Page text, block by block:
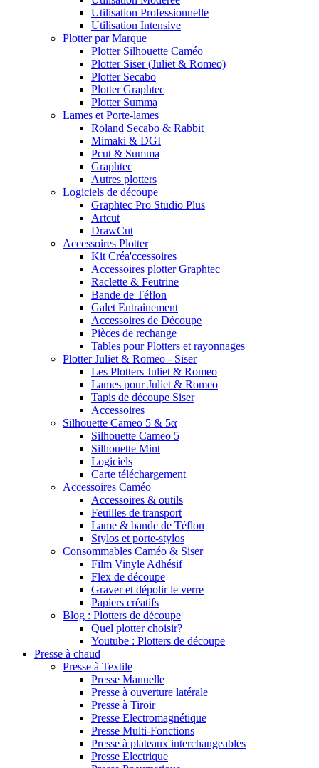
Utilisation Professionnelle
Utilisation Intensive
Plotter par Marque
Plotter Silhouette Caméo
Plotter Siser (Juliet & Romeo)
Plotter Secabo
Plotter Graphtec
Plotter Summa
Lames et Porte-lames
Roland Secabo & Rabbit
Mimaki & DGI
Pcut & Summa
Graphtec
Autres plotters
Logiciels de découpe
Graphtec Pro Studio Plus
Artcut
DrawCut
Accessoires Plotter
Kit Créa'ccessoires
Accessoires plotter Graphtec
Raclette & Feutrine
Bande de Téflon
Galet Entrainement
Accessoires de Découpe
Pièces de rechange
Tables pour Plotters et rayonnages
Plotter Juliet & Romeo - Siser
Les Plotters Juliet & Romeo
Lames pour Juliet & Romeo
Tapis de découpe Siser
Accessoires
Silhouette Cameo 5 & 5α
Silhouette Cameo 5
Silhouette Mint
Logiciels
Carte téléchargement
Accessoires Caméo
Accessoires & outils
Feuilles de transport
Lame & bande de Téflon
Stylos et porte-stylos
Consommables Caméo & Siser
Film Vinyle Adhésif
Flex de découpe
Graver et dépolir le verre
Papiers créatifs
Blog : Plotters de découpe
Quel plotter choisir?
Youtube : Plotters de découpe
Presse à chaud
Presse à Textile
Presse Manuelle
Presse à ouverture latérale
Presse à Tiroir
Presse Electromagnétique
Presse Multi-Fonctions
Presse à plateaux interchangeables
Presse Electrique